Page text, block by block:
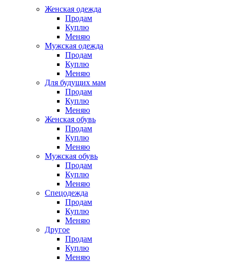
Женская одежда
Продам
Куплю
Меняю
Мужская одежда
Продам
Куплю
Меняю
Для будущих мам
Продам
Куплю
Меняю
Женская обувь
Продам
Куплю
Меняю
Мужская обувь
Продам
Куплю
Меняю
Спецодежда
Продам
Куплю
Меняю
Другое
Продам
Куплю
Меняю